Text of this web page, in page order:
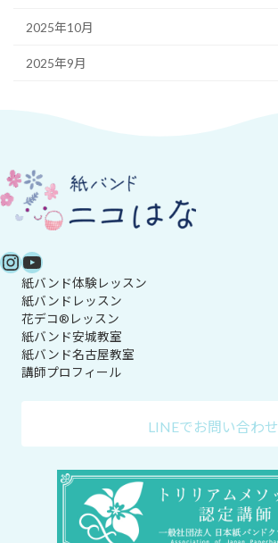
2025年10月
2025年9月
Instagram
YouTube
紙バンド体験レッスン
紙バンドレッスン
花デコ®レッスン
紙バンド安城教室
紙バンド名古屋教室
講師プロフィール
LINEでお問い合わせ